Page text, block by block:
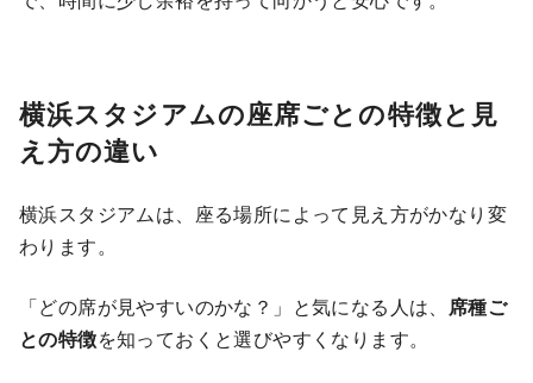
横浜スタジアムの座席ごとの特徴と見
え方の違い
横浜スタジアムは、座る場所によって見え方がかなり変
わります。
「どの席が見やすいのかな？」と気になる人は、 席種ご
との特徴を知っておくと選びやすくなります。